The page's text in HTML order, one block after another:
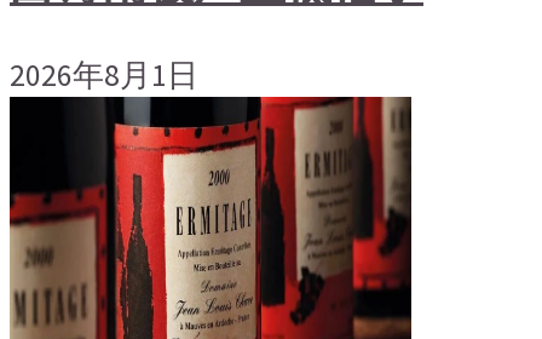
2026年8月1日